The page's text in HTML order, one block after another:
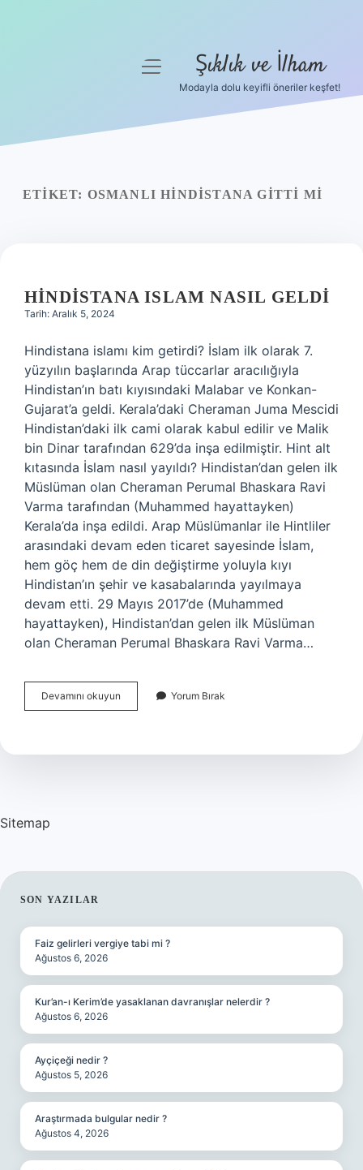
Yasal Uyarı
menüyü
Şıklık ve İlham
Modayla dolu keyifli öneriler keşfet!
ETIKET: OSMANLI HINDISTANA GITTI MI
HINDISTANA ISLAM NASIL GELDI
Tarih: Aralık 5, 2024
Hindistana islamı kim getirdi? İslam ilk olarak 7.
yüzyılın başlarında Arap tüccarlar aracılığıyla
Hindistan’ın batı kıyısındaki Malabar ve Konkan-
Gujarat’a geldi. Kerala’daki Cheraman Juma Mescidi
Hindistan’daki ilk cami olarak kabul edilir ve Malik
bin Dinar tarafından 629’da inşa edilmiştir. Hint alt
kıtasında İslam nasıl yayıldı? Hindistan’dan gelen ilk
Müslüman olan Cheraman Perumal Bhaskara Ravi
Varma tarafından (Muhammed hayattayken)
Kerala’da inşa edildi. Arap Müslümanlar ile Hintliler
arasındaki devam eden ticaret sayesinde İslam,
hem göç hem de din değiştirme yoluyla kıyı
Hindistan’ın şehir ve kasabalarında yayılmaya
devam etti. 29 Mayıs 2017’de (Muhammed
hayattayken), Hindistan’dan gelen ilk Müslüman
olan Cheraman Perumal Bhaskara Ravi Varma…
Devamını okuyun Hindistana
Islam
Yorum Bırak
Sitemap
SIDEBAR
SON YAZILAR
Faiz gelirleri vergiye tabi mi ?
Ağustos 6, 2026
Kur’an-ı Kerim’de yasaklanan davranışlar nelerdir ?
Ağustos 6, 2026
Ayçiçeği nedir ?
Ağustos 5, 2026
Araştırmada bulgular nedir ?
Ağustos 4, 2026